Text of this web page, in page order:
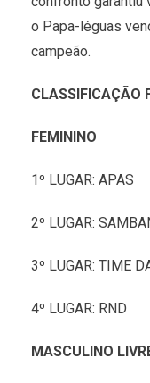
o Papa-léguas
campeão.
CLASSIFICAÇÃO
FEMININO
1º LUGAR: APAS
2º LUGAR:
3º LUGAR: TIME
4º LUGAR: RND
MASCULINO